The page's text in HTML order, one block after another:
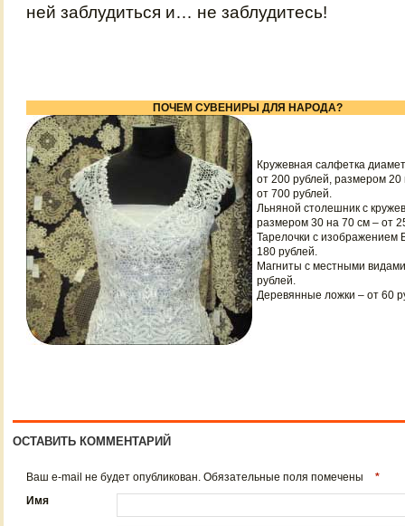
ней заблудиться и… не заблудитесь!
ПОЧЕМ СУВЕНИРЫ ДЛЯ НАРОДА?
Кружевная салфетка
от 200 рублей, размером 20
от 700 рублей.
Льняной столешник с
размером 30 на 70 см – от
Тарелочки с изображением
180 рублей.
Магниты с местными
рублей.
Деревянные ложки – от 60
ОСТАВИТЬ КОММЕНТАРИЙ
Ваш e-mail не будет опубликован. Обязательные поля помечены
*
Имя